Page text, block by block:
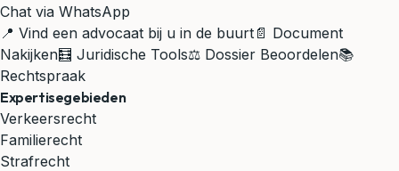
Chat via WhatsApp
📍 Vind een advocaat bij u in de buurt 📄 Document
Nakijken🧮 Juridische Tools⚖️ Dossier Beoordelen📚
Rechtspraak
Expertisegebieden
Verkeersrecht
Familierecht
Strafrecht